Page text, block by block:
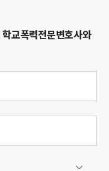
학교폭력전문변호사와